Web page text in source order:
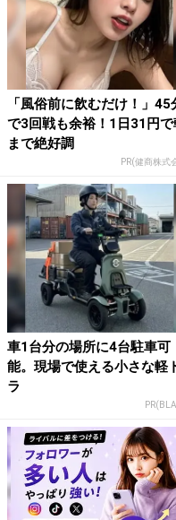
「風俗前に飲むだけ！」45
で3回戦も余裕！1日31円で
まで絶好調
PR(健商株式
車1台分の場所に4台駐車可
能。現場で使える小さな軽
ラ